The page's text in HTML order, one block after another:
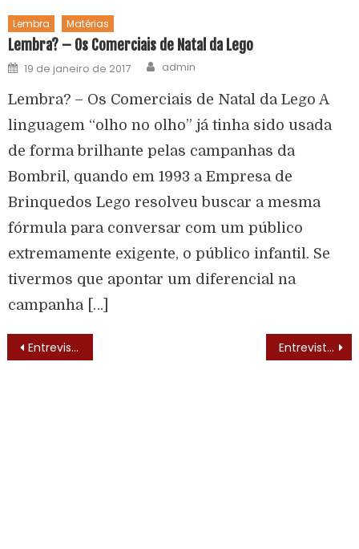
Lembra Matérias
Lembra? – Os Comerciais de Natal da Lego
19 de janeiro de 2017 admin
Lembra? – Os Comerciais de Natal da Lego A
linguagem “olho no olho” já tinha sido usada
de forma brilhante pelas campanhas da
Bombril, quando em 1993 a Empresa de
Brinquedos Lego resolveu buscar a mesma
fórmula para conversar com um público
extremamente exigente, o público infantil. Se
tivermos que apontar um diferencial na
campanha […]
Entrevista – Fábio Sabag, criador do Teatrinho Trol Entrevista – Mariane, apresentadora infantil.